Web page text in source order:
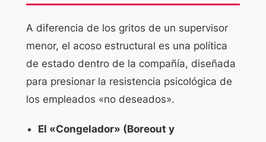
A diferencia de los gritos de un supervisor
menor, el acoso estructural es una política
de estado dentro de la compañía, diseñada
para presionar la resistencia psicológica de
los empleados «no deseados».
El «Congelador» (Boreout y